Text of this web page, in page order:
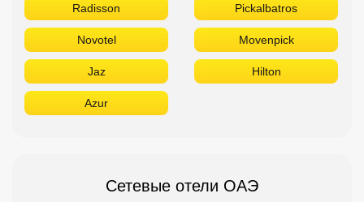
Radisson Pickalbatros
Novotel Movenpick
Jaz Hilton
Azur
Сетевые отели ОАЭ